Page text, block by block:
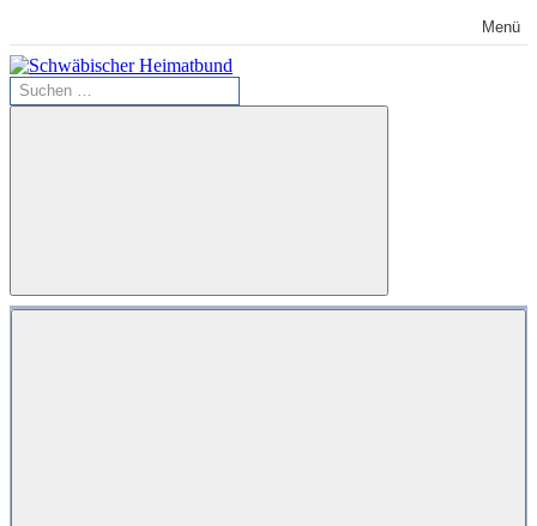
Inhalt
springen
Menü
Schwäbischer
Suchen
nach:
Suchen